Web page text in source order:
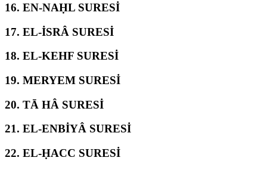
16. EN-NAḤL SURESİ
17. EL-İSRÂ SURESİ
18. EL-KEHF SURESİ
19. MERYEM SURESİ
20. TĀ HÂ SURESİ
21. EL-ENBİYÂ SURESİ
22. EL-ḤACC SURESİ